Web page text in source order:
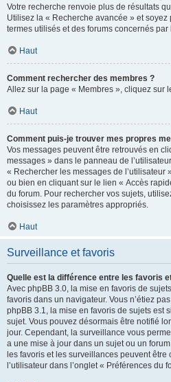
Votre recherche renvoie plus de résultats
Utilisez la « Recherche avancée » et
termes utilisés et des forums concernés par
Haut
Comment rechercher des membres ?
Allez sur la page « Membres », cliquez sur
Haut
Comment puis-je trouver mes propres
Vos messages peuvent être retrouvés en
messages » dans le panneau de
« Rechercher les messages de l’utilisateur
ou bien en cliquant sur le lien « Accès
du forum. Pour rechercher vos sujets,
choisissez les paramètres appropriés.
Haut
Surveillance et favoris
Quelle est la différence entre les favoris
Avec phpBB 3.0, la mise en favoris de
favoris dans un navigateur. Vous n’étiez
phpBB 3.1, la mise en favoris de sujets est
sujet. Vous pouvez désormais être notifié
jour. Cependant, la surveillance vous
a une mise à jour dans un sujet ou un
les favoris et les surveillances peuvent
l’utilisateur dans l’onglet « Préférences du